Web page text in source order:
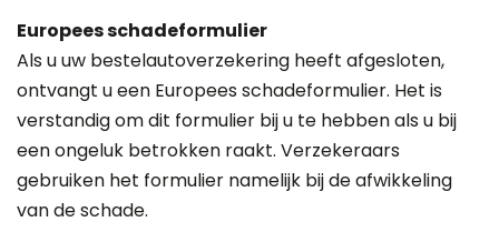
Europees schadeformulier
Als u uw bestelautoverzekering heeft afgesloten,
ontvangt u een Europees schadeformulier. Het is
verstandig om dit formulier bij u te hebben als u bij
een ongeluk betrokken raakt. Verzekeraars
gebruiken het formulier namelijk bij de afwikkeling
van de schade.